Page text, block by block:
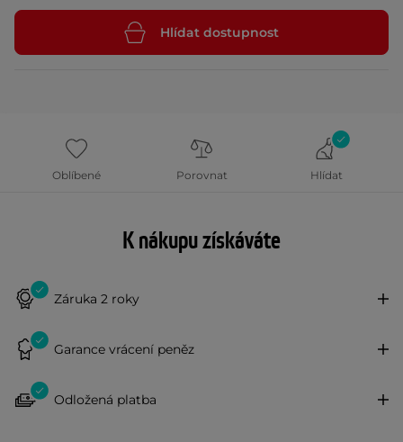
Hlídat dostupnost
Oblíbené Porovnat Hlídat
K nákupu získáváte
Záruka 2 roky
Garance vrácení peněz
Odložená platba